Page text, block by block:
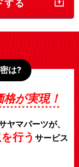
する
は?
が実現！
ヤマパーツが、
行う サービス